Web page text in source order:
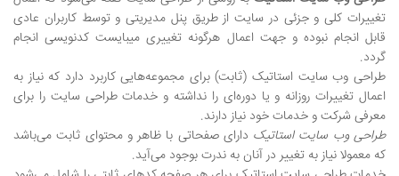
تغییرات کلی و جزئی در سایت از طریق پنل مدیریتی و توسط کاربران عادی
قابل انجام نبوده و جهت اعمال هرگونه تغییری میبایست کدنویسی انجام
گردد.
طراحی وب سایت استاتیک (ثابت) برای مجموعه‌هایی کاربرد دارد که نیاز به
اعمال تغییرات روزانه و یا دوره‌ای را نداشته و خدمات طراحی سایت را برای
معرفی شرکت و خدمات خود نیاز دارند.
طراحی وب سایت استاتیک دارای صفحاتی با ظاهر و محتوای ثابت می‌باشد
که معمولا نیاز به تغییر در آنان به ندرت بوجود می‌آید.